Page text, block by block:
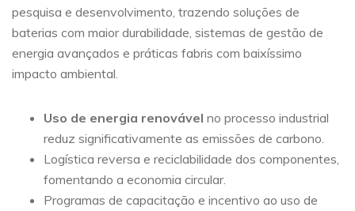
pesquisa e desenvolvimento, trazendo soluções de
baterias com maior durabilidade, sistemas de gestão de
energia avançados e práticas fabris com baixíssimo
impacto ambiental.
Uso de energia renovável no processo industrial
reduz significativamente as emissões de carbono.
Logística reversa e reciclabilidade dos componentes,
fomentando a economia circular.
Programas de capacitação e incentivo ao uso de